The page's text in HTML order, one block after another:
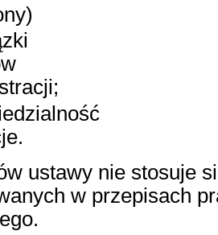
ustawy nie stosuje
w przepisach